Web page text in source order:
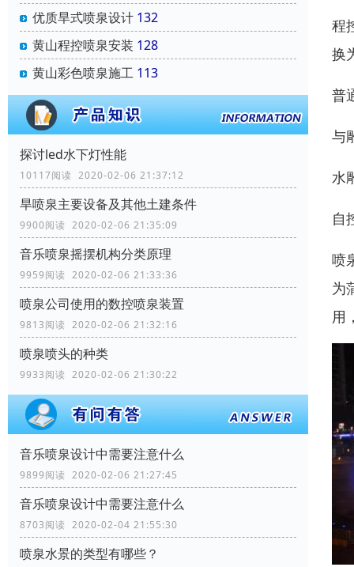
优质旱式喷泉设计 132
黄山程控喷泉安装 128
黄山彩色喷泉施工 113
探讨led水下灯性能
10117阅读 2020-02-06 21:37:12
旱喷泉主要设备及其他土建条件
9900阅读 2020-02-06 21:35:09
音乐喷泉摇摆机构分类原理
9959阅读 2020-02-06 21:33:36
喷泉公司使用的数控喷泉装置
9813阅读 2020-02-06 21:32:16
喷泉喷头的种类
9933阅读 2020-02-06 21:30:22
音乐喷泉设计中需要注意什么
9899阅读 2020-02-06 21:27:45
音乐喷泉设计中需要注意什么
8703阅读 2020-02-04 21:55:30
喷泉水景的类型有哪些？
程
换
普
与
水
自
喷
为
用